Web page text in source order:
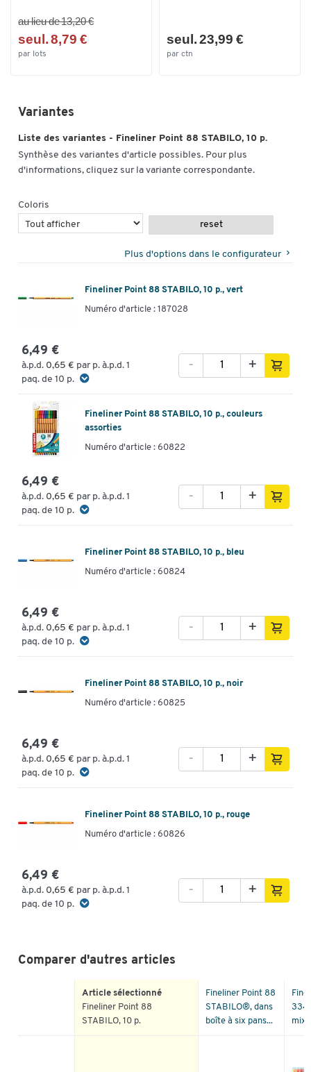
au lieu de 13,20 €
seul. 8,79 €
par lots
seul. 23,99 €
par ctn
Variantes
Liste des variantes - Fineliner Point 88 STABILO, 10 p.
Synthèse des variantes d'article possibles. Pour plus
d'informations, cliquez sur la variante correspondante.
Coloris
reset
Plus d'options dans le configurateur
Fineliner Point 88 STABILO, 10 p., vert
Numéro d'article : 187028
6,49 €
à.p.d. 0,65 € par p. à.p.d. 1
paq. de 10 p.
+
-
Fineliner Point 88 STABILO, 10 p., couleurs
assorties
Numéro d'article : 60822
6,49 €
à.p.d. 0,65 € par p. à.p.d. 1
paq. de 10 p.
+
-
Fineliner Point 88 STABILO, 10 p., bleu
Numéro d'article : 60824
6,49 €
à.p.d. 0,65 € par p. à.p.d. 1
paq. de 10 p.
+
-
Fineliner Point 88 STABILO, 10 p., noir
Numéro d'article : 60825
6,49 €
à.p.d. 0,65 € par p. à.p.d. 1
paq. de 10 p.
+
-
Fineliner Point 88 STABILO, 10 p., rouge
Numéro d'article : 60826
6,49 €
à.p.d. 0,65 € par p. à.p.d. 1
paq. de 10 p.
+
-
Comparer d'autres articles
Article sélectionné
Fineliner Point 88
STABILO, 10 p.
Fineliner Point 88
STABILO®, dans
boîte à six pans...
334
mix